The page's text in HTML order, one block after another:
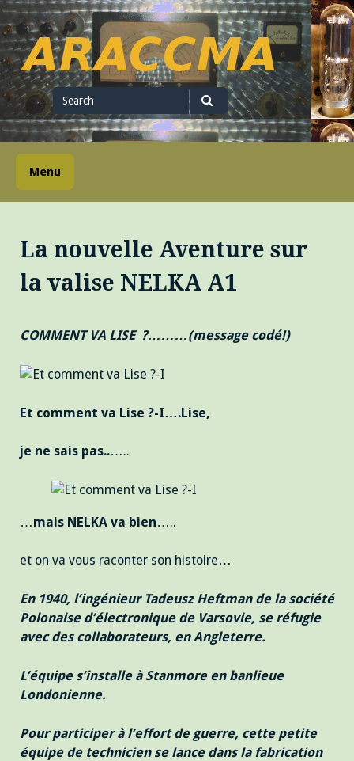
Skip
to
content
ARACCMA
Search
for
Search
Menu
La nouvelle Aventure sur
la valise NELKA A1
COMMENT VA LISE ?………(message codé!)
Et comment va Lise ?-I….Lise,
je ne sais pas..…..
…mais NELKA va bien…..
et on va vous raconter son histoire…
En 1940, l’ingénieur Tadeusz Heftman de la société
Polonaise d’électronique de Varsovie, se réfugie
avec des collaborateurs, en Angleterre.
L’équipe s’installe à Stanmore en banlieue
Londonienne.
Pour participer à l’effort de guerre, cette petite
équipe de technicien se lance dans la fabrication